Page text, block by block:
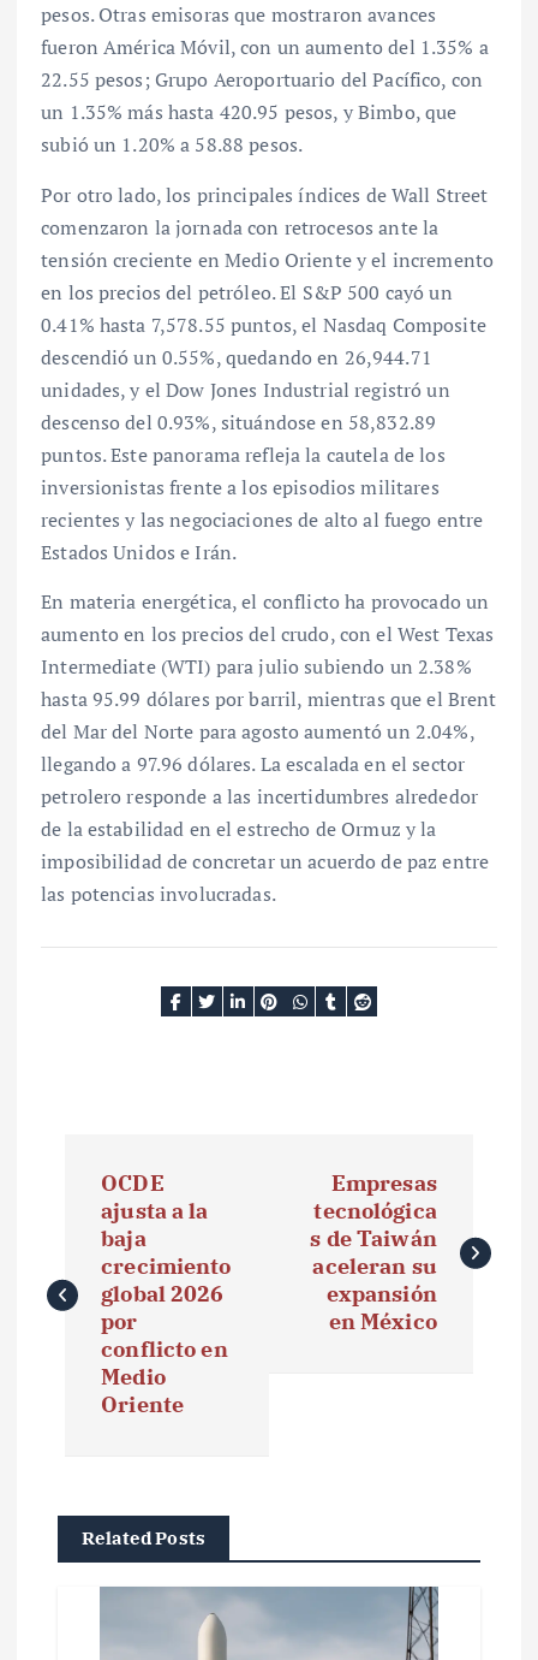
pesos. Otras emisoras que mostraron avances
fueron América Móvil, con un aumento del 1.35% a
22.55 pesos; Grupo Aeroportuario del Pacífico, con
un 1.35% más hasta 420.95 pesos, y Bimbo, que
subió un 1.20% a 58.88 pesos.
Por otro lado, los principales índices de Wall Street
comenzaron la jornada con retrocesos ante la
tensión creciente en Medio Oriente y el incremento
en los precios del petróleo. El S&P 500 cayó un
0.41% hasta 7,578.55 puntos, el Nasdaq Composite
descendió un 0.55%, quedando en 26,944.71
unidades, y el Dow Jones Industrial registró un
descenso del 0.93%, situándose en 58,832.89
puntos. Este panorama refleja la cautela de los
inversionistas frente a los episodios militares
recientes y las negociaciones de alto al fuego entre
Estados Unidos e Irán.
En materia energética, el conflicto ha provocado un
aumento en los precios del crudo, con el West Texas
Intermediate (WTI) para julio subiendo un 2.38%
hasta 95.99 dólares por barril, mientras que el Brent
del Mar del Norte para agosto aumentó un 2.04%,
llegando a 97.96 dólares. La escalada en el sector
petrolero responde a las incertidumbres alrededor
de la estabilidad en el estrecho de Ormuz y la
imposibilidad de concretar un acuerdo de paz entre
las potencias involucradas.
e
OCDE
ajusta a la
baja
crecimiento
global 2026
por
conflicto en
Medio
Oriente
Empresas
tecnológica
s de Taiwán
aceleran su
expansión
en México
Related Posts